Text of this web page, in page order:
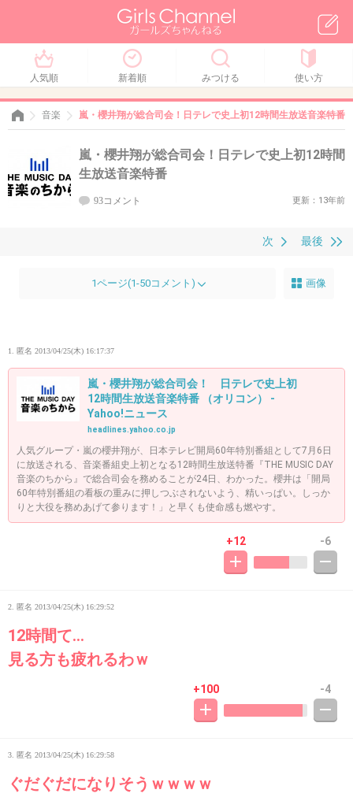
人気順 新着順 みつける 使い方
音楽 嵐・櫻井翔が総合司会！日テレで史上初12時間生放送音楽特番
嵐・櫻井翔が総合司会！日テレで史上初12時間
生放送音楽特番
93コメント 更新：13年前
最後
次
1ページ(1-50コメント) 画像
1. 匿名 2013/04/25(木) 16:17:37
嵐・櫻井翔が総合司会！ 日テレで史上初
12時間生放送音楽特番 （オリコン） -
Yahoo!ニュース
headlines.yahoo.co.jp
人気グループ・嵐の櫻井翔が、日本テレビ開局60年特別番組として7月6日
に放送される、音楽番組史上初となる12時間生放送特番『THE MUSIC DAY
音楽のちから』で総合司会を務めることが24日、わかった。櫻井は「開局
60年特別番組の看板の重みに押しつぶされないよう、精いっぱい。しっか
りと大役を務めあげて参ります！」と早くも使命感も燃やす。
+12 -6
2. 匿名 2013/04/25(木) 16:29:52
12時間て…
見る方も疲れるわｗ
+100 -4
3. 匿名 2013/04/25(木) 16:29:58
ぐだぐだになりそうｗｗｗｗ